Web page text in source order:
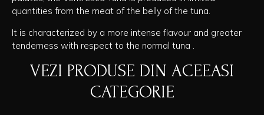
quantities from the meat of the belly of the tuna.
It is characterized by a more intense flavour and greater
tenderness with respect to the normal tuna
VEZI PRODUSE DIN ACEEASI
CATEGORIE